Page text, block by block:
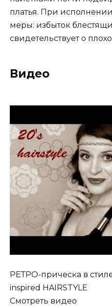
платья. При
меры: избыток
свидетельствует о
Видео
РЕТРО-прическа в
inspired HAIRSTYLE
Смотреть видео